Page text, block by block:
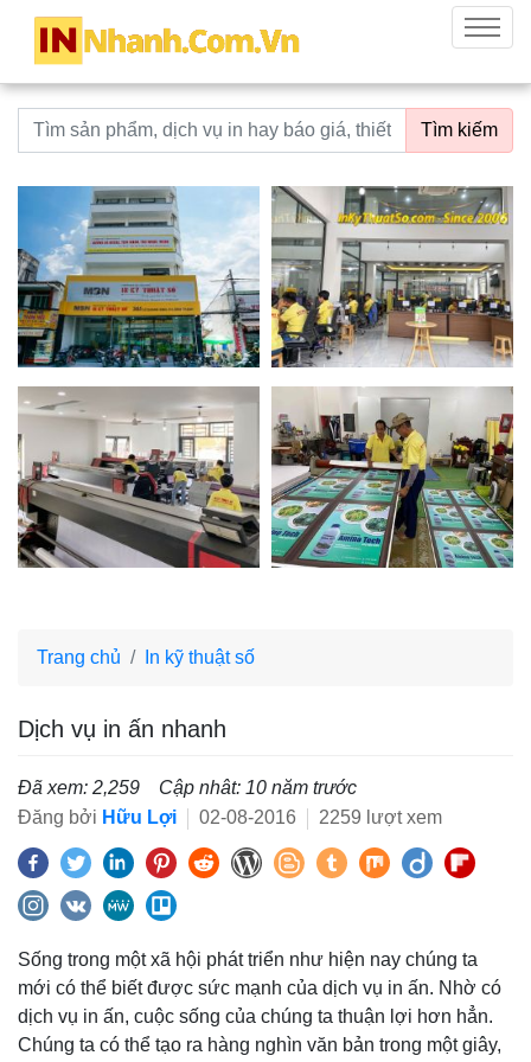
innhanh.com.vn
Menu
Từ khoá tìm kiếm Tìm kiếm
Trang chủ In kỹ thuật số
Dịch vụ in ấn nhanh
Đã xem: 2,259
Cập nhât: 10 năm trước
Đăng bởi Hữu Lợi 02-08-2016 2259 lượt xem
Sống trong một xã hội phát triển như hiện nay chúng ta
mới có thể biết được sức mạnh của dịch vụ in ấn. Nhờ có
dịch vụ in ấn, cuộc sống của chúng ta thuận lợi hơn hẳn.
Chúng ta có thể tạo ra hàng nghìn văn bản trong một giây,